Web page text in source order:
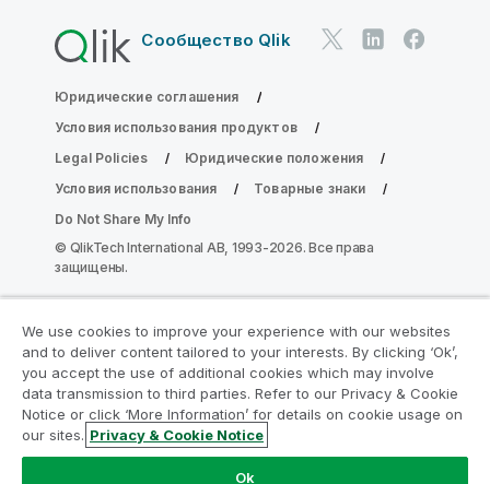
Сообщество Qlik
Юридические соглашения
Условия использования продуктов
Legal Policies
Юридические положения
Условия использования
Товарные знаки
Do Not Share My Info
© QlikTech International AB, 1993-2026. Все права
защищены.
Присоединяйтесь к программе
модернизации аналитики
Модернизируйте ваши важные приложения QlikView
без ущерба с помощью программы модернизации
Щелкните здесьдля получения
We use cookies to improve your experience with our websites
and to deliver content tailored to your interests. By clicking ‘Ok’,
you accept the use of additional cookies which may involve
data transmission to third parties. Refer to our Privacy & Cookie
Notice or click ‘More Information’ for details on cookie usage on
our sites. Privacy & Cookie Notice
Ok